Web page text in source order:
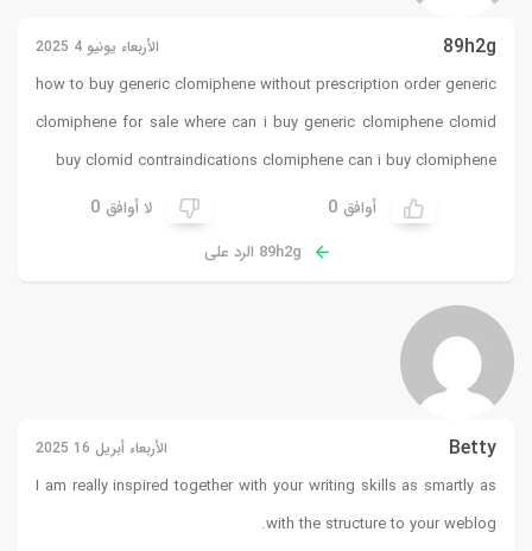
89h2g الأربعاء يونيو 4 2025
how to buy generic clomiphene without prescription order generic
clomiphene for sale where can i buy generic clomiphene clomid
buy clomid contraindications clomiphene can i buy clomiphene
أوافق 0 لا أوافق 0
89h2g الرد على
Betty الأربعاء أبريل 16 2025
I am really inspired together with your writing skills as smartly as
with the structure to your weblog.